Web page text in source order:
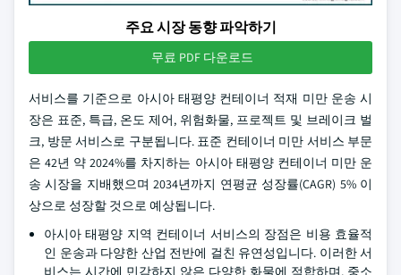
주요 시장 동향 파악하기
무료 PDF 다운로드
서비스를 기준으로 아시아 태평양 컨테이너 적재 미만 운송 시
장은 표준, 특급, 온도 제어, 위험화물, 프로젝트 및 브레이크 벌
크, 방문 서비스로 구분됩니다. 표준 컨테이너 미만 서비스 부문
은 42년 약 2024%를 차지하는 아시아 태평양 컨테이너 미만 운
송 시장을 지배했으며 2034년까지 연평균 성장률(CAGR) 5% 이
상으로 성장할 것으로 예상됩니다.
아시아 태평양 지역 컨테이너 서비스의 장점은 비용 효율적
인 운송과 다양한 산업 전반에 걸친 유연성입니다. 이러한 서
비스는 시간에 민감하지 않은 다양한 화물에 적합하며, 중소